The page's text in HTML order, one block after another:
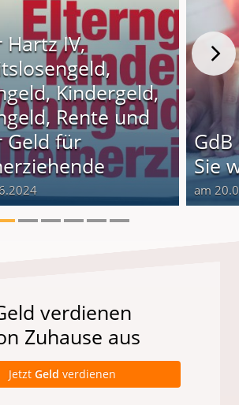
Hartz IV,
Kindergeld,
Rente und
Geld für
Sie
am
verdienen
Zuhause aus
Jetzt Geld verdienen